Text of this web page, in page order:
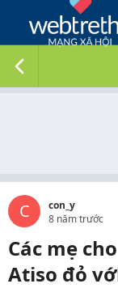
C
con_y
8 năm trước
Các mẹ
Atiso đỏ